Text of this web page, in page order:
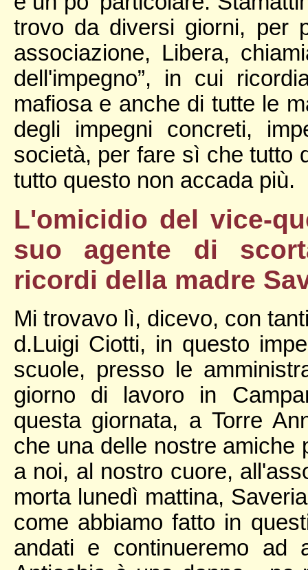
trovo da diversi giorni, per
associazione, Libera,
dell'impegno”, in cui
mafiosa e anche di tutte le
degli impegni concreti,
società, per fare sì che tutto
tutto questo non accada più.
L'omicidio del vice-
suo agente di
ricordi della madre
Mi trovavo lì, dicevo, con
d.Luigi Ciotti, in questo
scuole, presso le
giorno di lavoro in
questa giornata, a Torre
che una delle nostre amiche
a noi, al nostro cuore,
morta lunedì mattina,
come abbiamo fatto in
andati e continueremo ad